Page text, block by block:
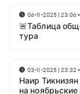
06-11-2025 | 23:06•
🚨Таблица
тура
03-11-2025 | 23:32 •
Наир
на